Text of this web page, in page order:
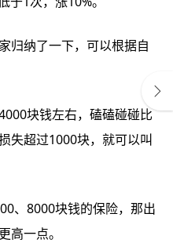
归纳了一下，可以根据自
块钱左右，磕磕碰碰比
失超过1000块，就可以叫
、8000块钱的保险，那出
高一点。